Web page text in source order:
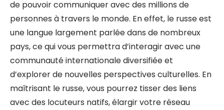
de pouvoir communiquer avec des millions de
personnes à travers le monde. En effet, le russe est
une langue largement parlée dans de nombreux
pays, ce qui vous permettra d’interagir avec une
communauté internationale diversifiée et
d’explorer de nouvelles perspectives culturelles. En
maîtrisant le russe, vous pourrez tisser des liens
avec des locuteurs natifs, élargir votre réseau